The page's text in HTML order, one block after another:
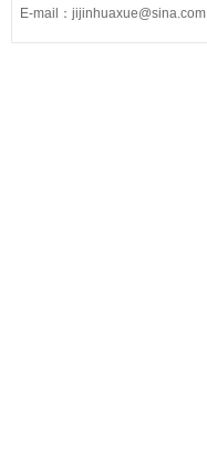
E-mail：jijinhuaxue@sina.com